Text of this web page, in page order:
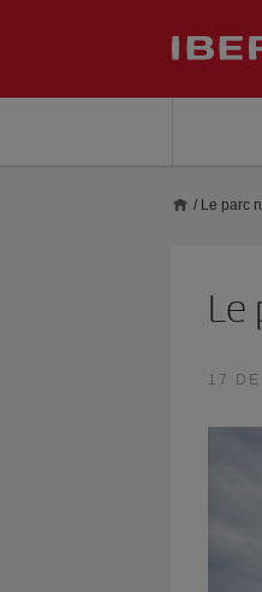
/ Le parc
Le
17